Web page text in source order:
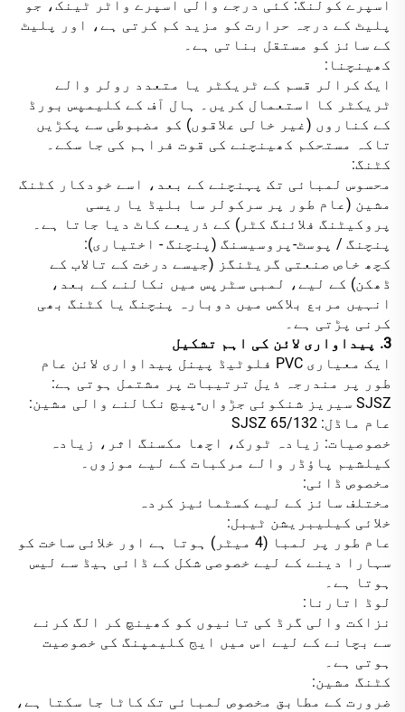
اسپرے کولنگ: کئی درجے والی اسپرے واٹر ٹینک، جو
پلیٹ کے درجہ حرارت کو مزید کم کرتی ہے، اور پلیٹ
کے سائز کو مستقل بناتی ہے۔
کھینچنا:
ایک کرالر قسم کے ٹریکٹر یا متعدد رولر والے
ٹریکٹر کا استعمال کریں۔ ہال آف کے کلیمپس بورڈ
کے کناروں (غیر خالی علاقوں) کو مضبوطی سے پکڑیں
تاکہ مستحکم کھینچنے کی قوت فراہم کی جا سکے۔
کٹنگ:
محسوس لمبائی تک پہنچنے کے بعد، اسے خودکار کٹنگ
مشین (عام طور پر سرکولر سا بلیڈ یا ریسی
پروکیٹنگ فلائنگ کٹر) کے ذریعے کاٹ دیا جاتا ہے۔
پنچنگ / پوسٹ-پروسیسنگ (پنچنگ - اختیاری):
کچھ خاص صنعتی گریٹنگز (جیسے درخت کے تالاب کے
ڈھکن) کے لیے، لمبی سٹرپس میں نکالنے کے بعد،
انہیں مربع بلاکس میں دوبارہ پنچنگ یا کٹنگ بھی
کرنی پڑتی ہے۔
3. پیداواری لائن کی اہم تشکیل
ایک معیاری PVC فلوٹیڈ پینل پیداواری لائن عام
طور پر مندرجہ ذیل ترتیبات پر مشتمل ہوتی ہے:
SJSZ سیریز شنکوئی جڑواں-پیچ نکالنے والی مشین:
عام ماڈل: SJSZ 65/132
خصوصیات: زیادہ ٹورک، اچھا مکسنگ اثر، زیادہ
کیلشیم پاؤڈر والے مرکبات کے لیے موزوں۔
مخصوص ڈائی:
مختلف سائز کے لیے کسٹمائیز کردہ
خلائی کیلیبریشن ٹیبل:
عام طور پر لمبا (4 میٹر) ہوتا ہے اور خلائی ساخت کو
سہارا دینے کے لیے خصوصی شکل کے ڈائی ہیڈ سے لیس
ہوتا ہے۔
لوڈ اتارنا:
نزاکت والی گرڈ کی تانیوں کو کھینچ کر الگ کرنے
سے بچانے کے لیے اس میں ایج کلیمپنگ کی خصوصیت
ہوتی ہے۔
کٹنگ مشین:
ضرورت کے مطابق مخصوص لمبائی تک کاٹا جا سکتا ہے،